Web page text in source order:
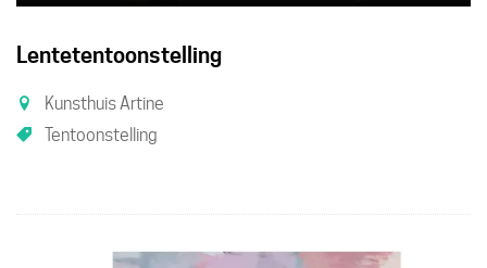
Lentetentoonstelling
Kunsthuis Artine
Tentoonstelling